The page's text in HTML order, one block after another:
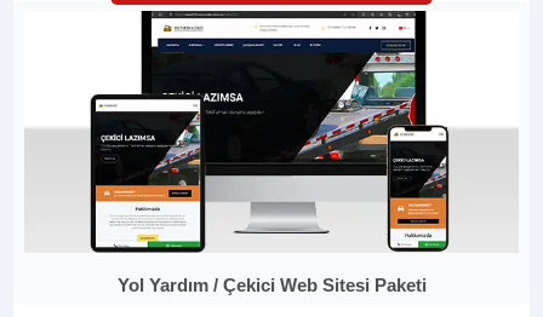
Yol Yardım / Çekici Web Sitesi Paketi